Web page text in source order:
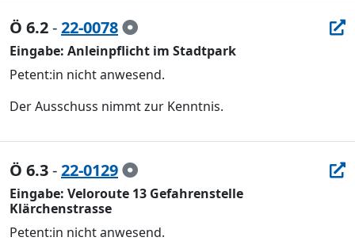
Ö 6.2-22-0078
Eingabe: Anleinpflicht im Stadtpark
Petent:in nicht anwesend.
Der Ausschuss nimmt zur Kenntnis.
Ö 6.3-22-0129
Eingabe: Veloroute 13 Gefahrenstelle
Klärchenstrasse
Petent:in nicht anwesend.